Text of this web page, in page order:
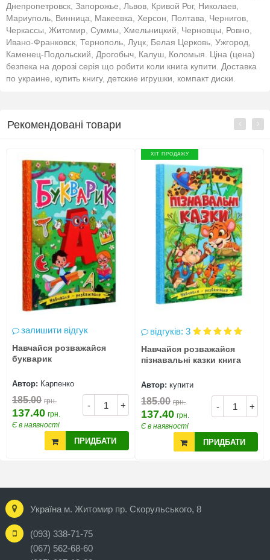
Днепропетровск, Запорожье, Львов, Кривой Рог, Николаев,
Мариуполь, Винница, Макеевка, Херсон, Полтава, Чернигов,
Черкассы, Житомир, Суммы, Хмельницкий, Черновцы, Ровно,
Ивано-Франковск, Тернополь, Луцк, Белая Церковь, Ужгород,
Каменец-Подольский, Дрогобыч, Калуш, Коломыя. Ціна (цена)
безпека на дорозі серія що робити коли книга купити. Доставка
по украине, купить книгу, детские игрушки, компакт диски.
Рекомендовані товари
залишити відгук
Навчайся розважайся
букварик
Автор: Карпенко
- +
185.00 грн.
137.40 грн.
Є в наявності
ПРИДБАТИ
ХІТ ПРОДАЖУ
відгуків: 3
Навчайся розважайся
пізнавальні казки книга
Автор: купити
- +
185.00 грн.
137.40 грн.
Є в наявності
ПРИДБАТИ
Україна м. Житомир пр. Скорульського, 8
(093) 338-71-75
(067) 562-68-60